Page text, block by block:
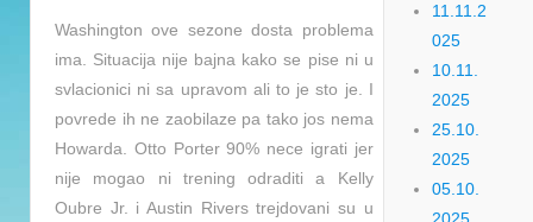
Washington ove sezone dosta problema
ima. Situacija nije bajna kako se pise ni u
svlacionici ni sa upravom ali to je sto je. I
povrede ih ne zaobilaze pa tako jos nema
Howarda. Otto Porter 90% nece igrati jer
nije mogao ni trening odraditi a Kelly
Oubre Jr. i Austin Rivers trejdovani su u
11.11.2
025
10.11.
2025
25.10.
2025
05.10.